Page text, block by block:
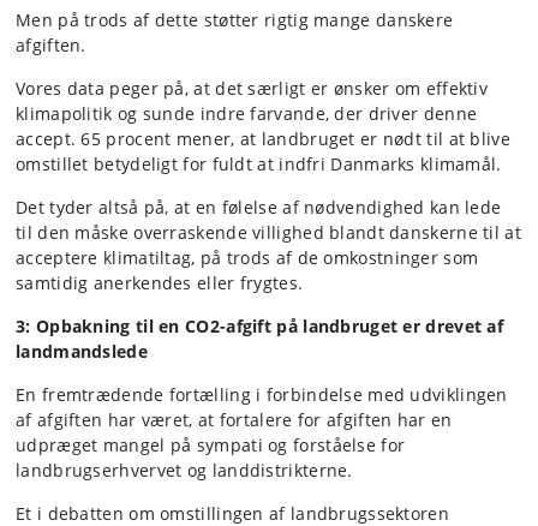
Men på trods af dette støtter rigtig mange danskere
afgiften.
Vores data peger på, at det særligt er ønsker om effektiv
klimapolitik og sunde indre farvande, der driver denne
accept. 65 procent mener, at landbruget er nødt til at blive
omstillet betydeligt for fuldt at indfri Danmarks klimamål.
Det tyder altså på, at en følelse af nødvendighed kan lede
til den måske overraskende villighed blandt danskerne til at
acceptere klimatiltag, på trods af de omkostninger som
samtidig anerkendes eller frygtes.
3: Opbakning til en CO2-afgift på landbruget er drevet af
landmandslede
En fremtrædende fortælling i forbindelse med udviklingen
af afgiften har været, at fortalere for afgiften har en
udpræget mangel på sympati og forståelse for
landbrugserhvervet og landdistrikterne.
Et i debatten om omstillingen af landbrugssektoren